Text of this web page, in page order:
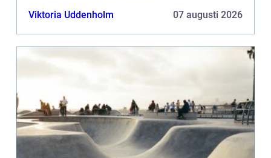
Viktoria Uddenholm 07 augusti 2026